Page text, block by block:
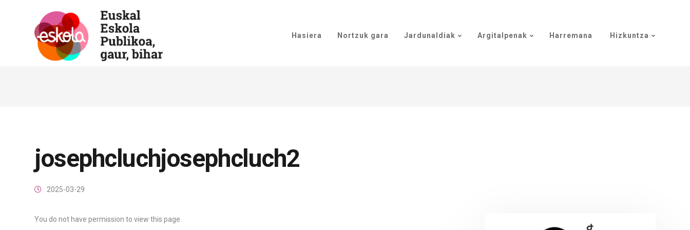
Hasiera Nortzuk gara Jardunaldiak Argitalpenak Harremana Hizkuntza
josephcluchjosephcluch2
2025-03-29
You do not have permission to view this page.